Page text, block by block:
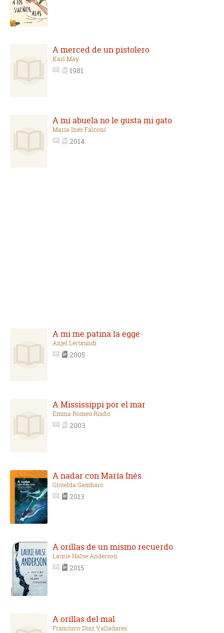
A merced de un pistolero
Karl May
1981
A mi abuela no le gusta mi gato
María Inés Falconi
2014
A mi me patina la egge
Anjel Lertxundi
2005
A Mississippi por el mar
Emma Romeu Riaño
2003
A nadar con María Inés
Griselda Gambaro
2013
A orillas de un mismo recuerdo
Laurie Halse Anderson
2015
A orillas del mal
Francisco Díaz Valladares